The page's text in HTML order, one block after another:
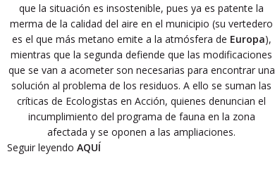
que la situación es insostenible, pues ya es patente la
merma de la calidad del aire en el municipio (su vertedero
es el que más metano emite a la atmósfera de Europa),
mientras que la segunda defiende que las modificaciones
que se van a acometer son necesarias para encontrar una
solución al problema de los residuos. A ello se suman las
críticas de Ecologistas en Acción, quienes denuncian el
incumplimiento del programa de fauna en la zona
afectada y se oponen a las ampliaciones.
Seguir leyendo AQUÍ